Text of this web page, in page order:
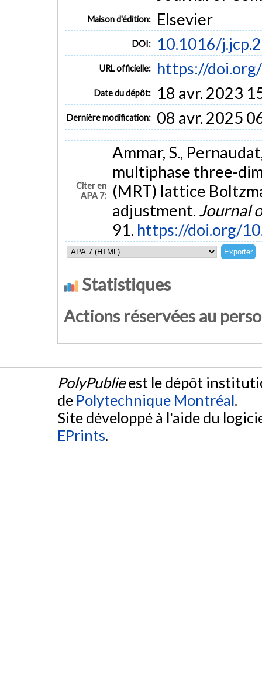
Maison d'édition: Elsevier
DOI: 10.1016/
URL officielle: https://
Date du dépôt: 18 avr. 2023
Dernière modification: 08 avr. 2025
Citer en
APA 7:
Ammar, S.,
multiphase three-
(MRT) lattice
adjustment. Journal
91. https://doi.org/
Statistiques
Actions réservées au
PolyPublieest le dépôt
de Polytechnique Montréal.
Site développé à l'aide du
EPrints.